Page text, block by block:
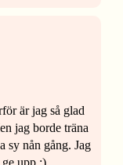
är jag så glad
jag borde träna
sy nån gång. Jag
upp :)